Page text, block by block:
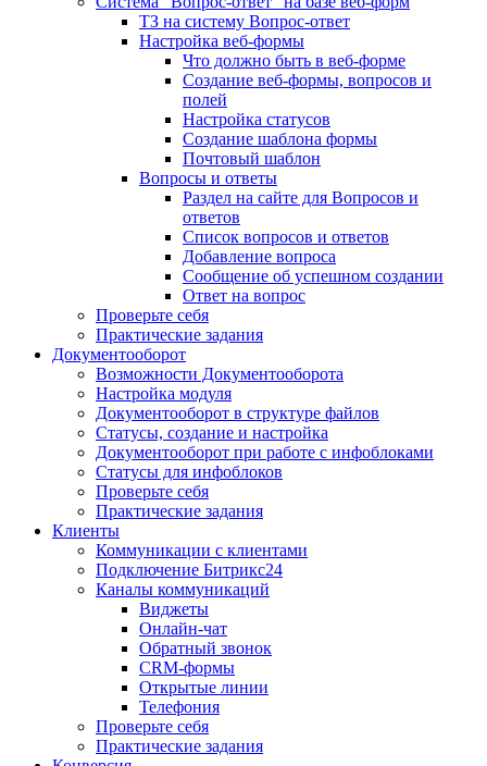
ТЗ на систему Вопрос-ответ
Настройка веб-формы
Что должно быть в веб-форме
Создание веб-формы, вопросов и
полей
Настройка статусов
Создание шаблона формы
Почтовый шаблон
Вопросы и ответы
Раздел на сайте для Вопросов и
ответов
Список вопросов и ответов
Добавление вопроса
Сообщение об успешном создании
Ответ на вопрос
Проверьте себя
Практические задания
Документооборот
Возможности Документооборота
Настройка модуля
Документооборот в структуре файлов
Статусы, создание и настройка
Документооборот при работе с инфоблоками
Статусы для инфоблоков
Проверьте себя
Практические задания
Клиенты
Коммуникации с клиентами
Подключение Битрикс24
Каналы коммуникаций
Виджеты
Онлайн-чат
Обратный звонок
CRM-формы
Открытые линии
Телефония
Проверьте себя
Практические задания